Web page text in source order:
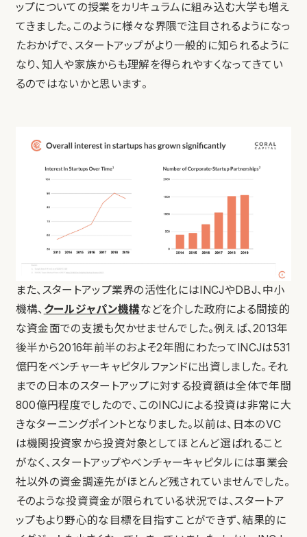
ップについての授業をカリキュラムに組み込む大学も増え
てきました。このように様々な界隈で注目されるようになっ
たおかげで、スタートアップがより一般的に知られるように
なり、知人や家族からも理解を得られやすくなってきてい
るのではないかと思います。
また、スタートアップ業界の活性化にはINCJやDBJ、中小
機構、 クールジャパン機構などを介した政府による間接的
な資金面での支援も欠かせませんでした。例えば、2013年
後半から2016年前半のおよそ2年間にわたってINCJは531
億円をベンチャーキャピタルファンドに出資しました。それ
までの日本のスタートアップに対する投資額は全体で年間
800億円程度でしたので、このINCJによる投資は非常に大
きなターニングポイントとなりました。以前は、日本のVC
は機関投資家から投資対象としてほとんど選ばれること
がなく、スタートアップやベンチャーキャピタルには事業会
社以外の資金調達先がほとんど残されていませんでした。
そのような投資資金が限られている状況では、スタートア
ップもより野心的な目標を目指すことができず、結果的に